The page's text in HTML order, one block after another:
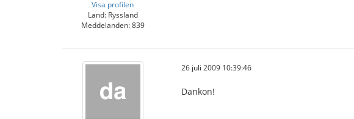
Visa profilen
Land: Ryssland
Meddelanden: 839
26 juli 2009 10:39:46
Dankon!